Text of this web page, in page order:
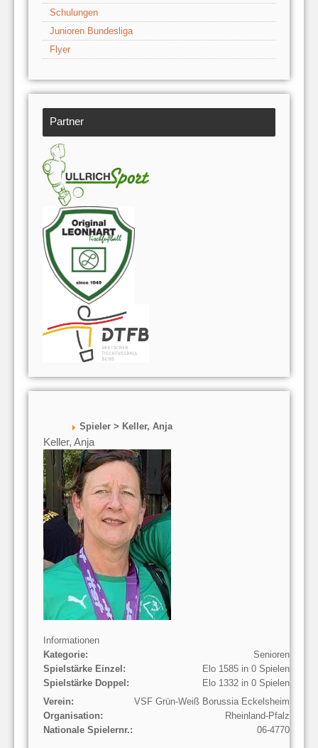
Schulungen
Junioren Bundesliga
Flyer
Partner
Spieler > Keller, Anja
Keller, Anja
Informationen
Kategorie:
Senioren
Spielstärke Einzel:
Elo 1585 in 0 Spielen
Spielstärke Doppel:
Elo 1332 in 0 Spielen
Verein:
VSF Grün-Weiß Borussia Eckelsheim
Organisation:
Rheinland-Pfalz
Nationale Spielernr.:
06-4770